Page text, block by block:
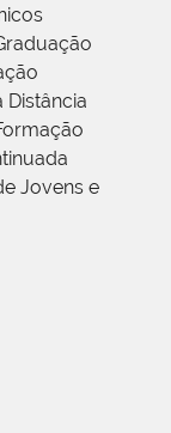
Distância
Jovens e